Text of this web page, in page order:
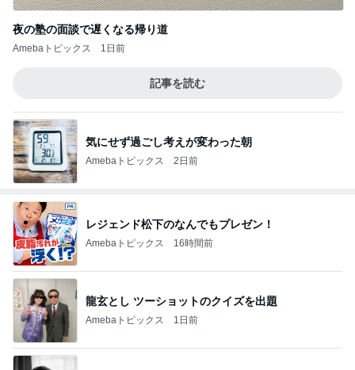
夜の塾の面談で遅くなる帰り道
Amebaトピックス 1日前
記事を読む
気にせず過ごし考えが変わった朝
Amebaトピックス 2日前
レジェンド松下のなんでもプレゼン！
Amebaトピックス 16時間前
龍玄とし ツーショットのクイズを出題
Amebaトピックス 1日前